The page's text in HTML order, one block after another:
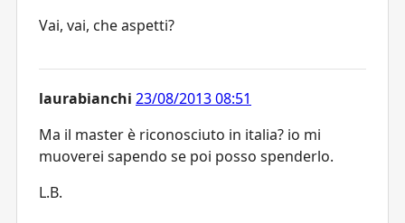
Vai, vai, che aspetti?
laurabianchi 23/08/2013 08:51
Ma il master è riconosciuto in italia? io mi
muoverei sapendo se poi posso spenderlo.
L.B.